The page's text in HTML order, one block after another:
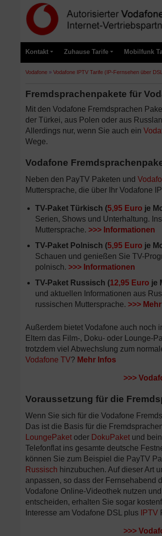
Kontakt Zuhause Tarife Mobilfunk
Vodafone » Vodafone IPTV Tarife (IP-Fernsehen über
Fremdsprachenpakete für
Mit den Vodafone Fremdsprachen
der Türkei, aus Polen oder aus
Allerdings nur, wenn Sie auch ein
Wege.
Vodafone
Neben den PayTV Paketen und
Muttersprache, die über Ihr Vodafone
TV-Paket Türkisch (5,95 Euro je
Serien, Shows und Unterhaltung.
Muttersprache. >>> Informationen
TV-Paket Polnisch (5,95 Euro je
Schauen und genießen Sie TV-
polnisch. >>> Informationen
TV-Paket Russisch (12,95 Euro je
und aktuellen Informationen aus
russischen Muttersprache. >>>
Außerdem bietet Vodafone auch noch
Eltern das Film-, Doku- oder Lounge-
trotzdem viel Abwechslung zum
Vodafone TV? Mehr Infos
>>>
Voraussetzung für die
Wenn Sie sich für die Vodafone
Das ist die Basis für die
LoungePaket oder DokuPaket und
Telefonflat ins gesamte deutsche
können Sie zum Beispiel die PayTV
Russisch hinzubuchen. Auf dieser Art
anpassen, so dass der Fernsehabend
Vodafone Online-Videothek nutzen
entscheiden, erhalten Sie sogar
Interesse am Vodafone DSL plus
IPTV
>>>